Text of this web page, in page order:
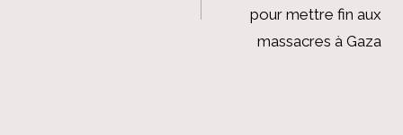
pour mettre fin aux
massacres à Gaza